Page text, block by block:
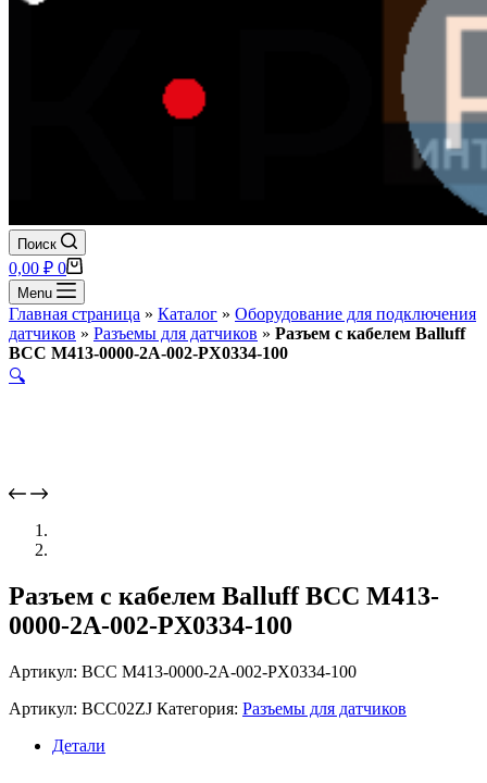
Поиск
Корзина
0,00 ₽ 0
Menu
Главная страница » Каталог » Оборудование для подключения
датчиков » Разъемы для датчиков » Разъем с кабелем Balluff
BCC M413-0000-2A-002-PX0334-100
🔍
Разъем с кабелем Balluff BCC M413-
0000-2A-002-PX0334-100
Артикул: BCC M413-0000-2A-002-PX0334-100
Артикул: BCC02ZJ Категория: Разъемы для датчиков
Детали